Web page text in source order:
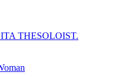
THESOLOIST.